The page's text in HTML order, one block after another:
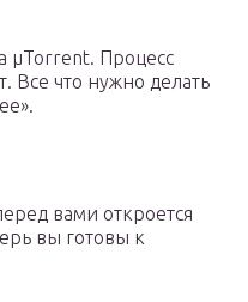
µTorrent. Процесс
Все что нужно делать
вами откроется
вы готовы к